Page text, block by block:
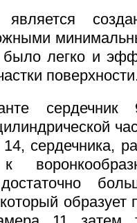
легко и
сердечник
сердечника,